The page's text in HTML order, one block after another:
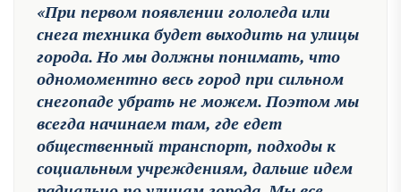
«При первом появлении гололеда или
снега техника будет выходить на улицы
города. Но мы должны понимать, что
одномоментно весь город при сильном
снегопаде убрать не можем. Поэтом мы
всегда начинаем там, где едет
общественный транспорт, подходы к
социальным учреждениям, дальше идем